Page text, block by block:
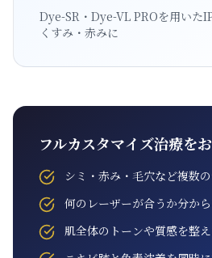
Dye-SR・Dye-VL PROを用いた
くすみ・赤みに
フルカスタマイズ治療を
シミ・赤み・毛穴など複数
何のレーザーが合うか分か
肌全体のトーンや質感を整